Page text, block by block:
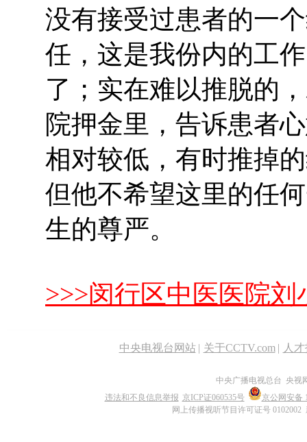
没有接受过患者的一
任，这是我份内的工
了；实在难以推脱的
院押金里，告诉患者
相对较低，有时推掉
但他不希望这里的任
生的尊严。
>>>闵行区中医医院
中央电视台网站 | 关于CCTV.com | 人
中央广播电视总台 央视
违法和不良信息举报 京ICP证060535号
京公网安备
网上传播视听节目许可证号 0102002